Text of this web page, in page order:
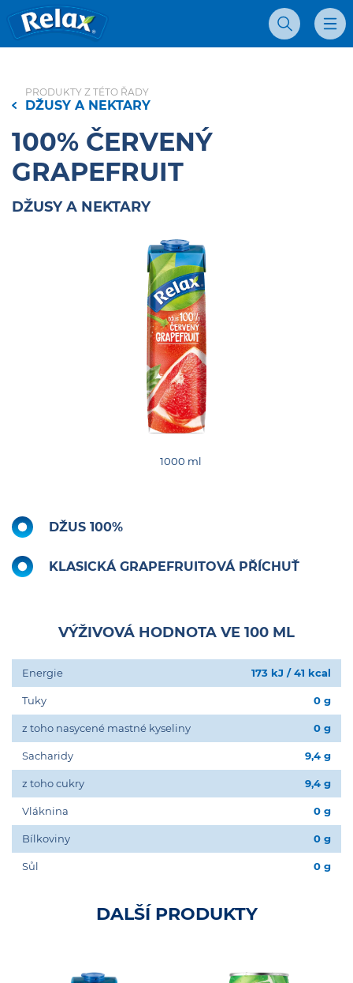
Vyhľadávanie
PRODUKTY Z TÉTO ŘADY
DŽUSY A NEKTARY
100% ČERVENÝ
GRAPEFRUIT
DŽUSY A NEKTARY
1000 ml
DŽUS 100%
KLASICKÁ GRAPEFRUITOVÁ PŘÍCHUŤ
VÝŽIVOVÁ HODNOTA VE 100 ML
Energie 173 kJ / 41 kcal
Tuky 0 g
z toho nasycené mastné kyseliny 0 g
Sacharidy 9,4 g
z toho cukry 9,4 g
Vláknina 0 g
Bílkoviny 0 g
Sůl 0 g
DALŠÍ PRODUKTY